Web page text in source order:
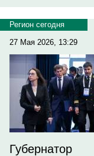
Регион сегодня
27 Мая 2026, 13:29
Губернатор